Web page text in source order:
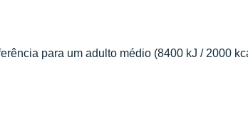
para um adulto médio (8400 kJ / 2000